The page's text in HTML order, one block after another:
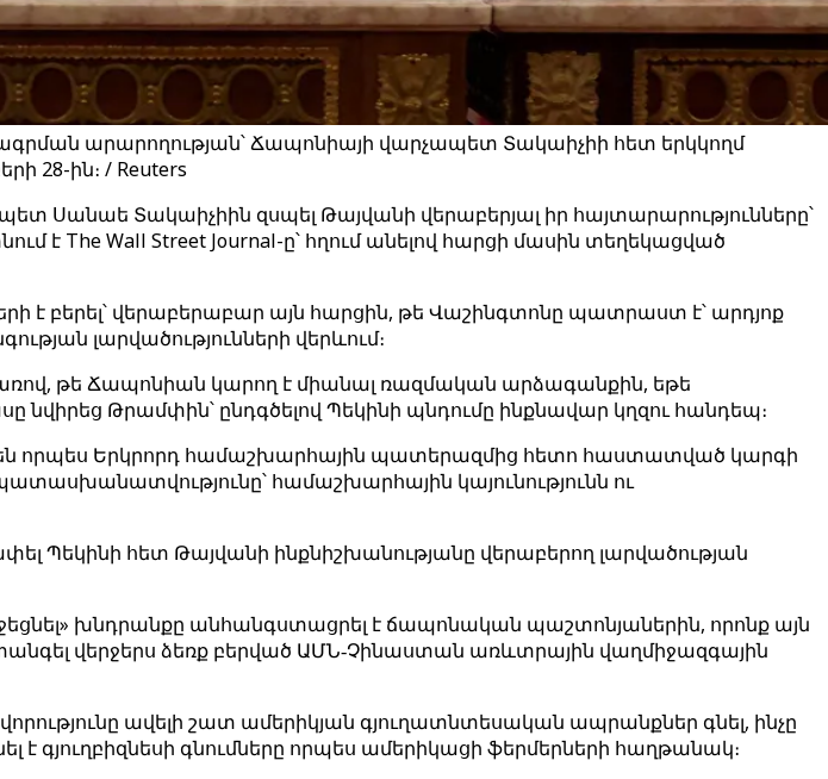
արարողության՝ Ճապոնիայի վարչապետ Տակաիչիի հետ երկկողմ
28-ին։ / Reuters
Տակաիչիին զսպել Թայվանի վերաբերյալ իր հայտարարությունները՝
The Wall Street Journal-ը՝ հղում անելով հարցի մասին տեղեկացված
է բերել՝ վերաբերաբար այն հարցին, թե Վաշինգտոնը պատրաստ է՝ արդյոք
լարվածությունների վերևում։
թե Ճապոնիան կարող է միանալ ռազմական արձագանքին, եթե
Թրամփին՝ ընդգծելով Պեկինի պնդումը ինքնավար կղզու հանդեպ։
որպես Երկրորդ համաշխարհային պատերազմից հետո հաստատված կարգի
համաշխարհային կայունությունն ու
Պեկինի հետ Թայվանի ինքնիշխանությանը վերաբերող լարվածության
խնդրանքը անհանգստացրել է ճապոնական պաշտոնյաներին, որոնք այն
վերջերս ձեռք բերված ԱՄՆ‑Չինաստան առևտրային վաղմիջազգային
ավելի շատ ամերիկյան գյուղատնտեսական ապրանքներ գնել, ինչը
գնումները որպես ամերիկացի ֆերմերների հաղթանակ։